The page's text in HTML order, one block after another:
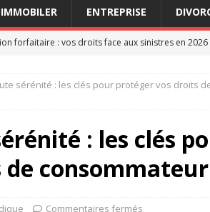
IMMOBILER ENTREPRISE
forfaitaire : vos droits face aux sinistres en 2026
appel : comprendre le processus et ses enjeux
expliquée : rôle et impact sur les décisions
sérénité : les clés pour protéger vos droits
: les clés
consommateur
Commentaires fermés